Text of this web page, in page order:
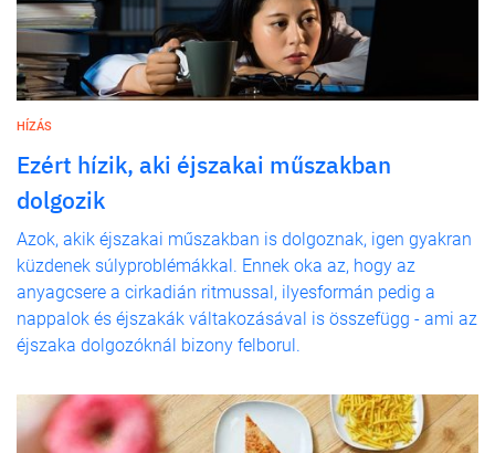
HÍZÁS
Ezért hízik, aki éjszakai műszakban
dolgozik
Azok, akik éjszakai műszakban is dolgoznak, igen gyakran
küzdenek súlyproblémákkal. Ennek oka az, hogy az
anyagcsere a cirkadián ritmussal, ilyesformán pedig a
nappalok és éjszakák váltakozásával is összefügg - ami az
éjszaka dolgozóknál bizony felborul.